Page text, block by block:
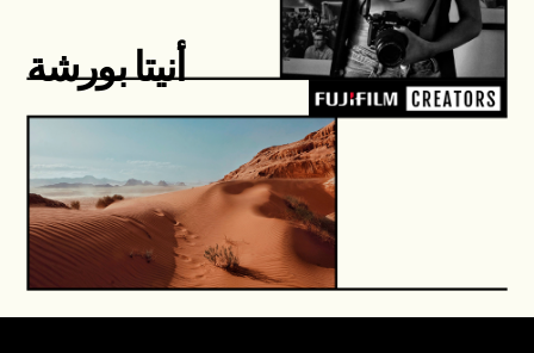
أنيتا بورشة